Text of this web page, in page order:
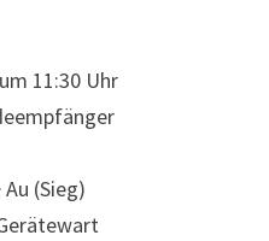
11:30 Uhr
(Sieg)